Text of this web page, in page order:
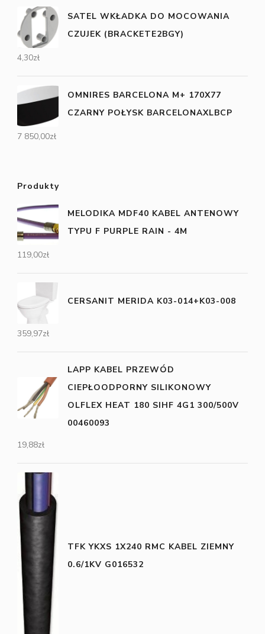
SATEL WKŁADKA DO MOCOWANIA
CZUJEK (BRACKETE2BGY)
4,30zł
OMNIRES BARCELONA M+ 170X77
CZARNY POŁYSK BARCELONAXLBCP
7 850,00zł
Produkty
MELODIKA MDF40 KABEL ANTENOWY
TYPU F PURPLE RAIN - 4M
119,00zł
CERSANIT MERIDA K03-014+K03-008
359,97zł
LAPP KABEL PRZEWÓD
CIEPŁOODPORNY SILIKONOWY
OLFLEX HEAT 180 SIHF 4G1 300/500V
00460093
19,88zł
TFK YKXS 1X240 RMC KABEL ZIEMNY
0.6/1KV G016532